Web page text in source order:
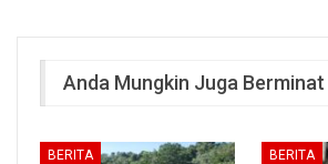
Anda Mungkin Juga Berminat
BERITA BERITA